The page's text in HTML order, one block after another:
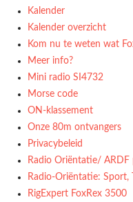
Kalender
Kalender overzicht
Kom nu te weten wat
Meer info?
Mini radio SI4732
Morse code
ON-klassement
Onze 80m ontvangers
Privacybeleid
Radio Oriëntatie/
Radio‑Oriëntatie:
RigExpert FoxRex 3500